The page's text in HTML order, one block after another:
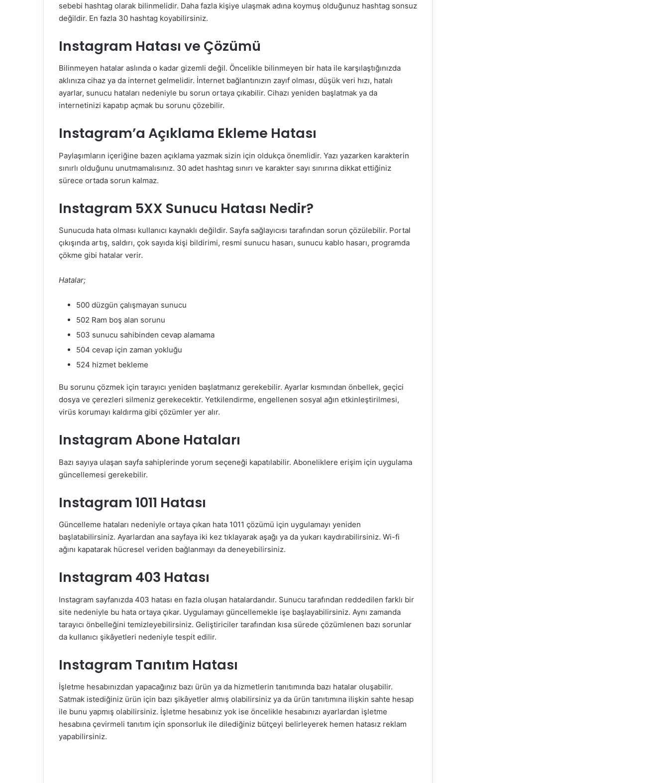
sebebi hashtag olarak bilinmelidir. Daha fazla kişiye ulaşmak adına koymuş olduğunuz hashtag sonsuz
değildir. En fazla 30 hashtag koyabilirsiniz.
Instagram Hatası ve Çözümü
Bilinmeyen hatalar aslında o kadar gizemli değil. Öncelikle bilinmeyen bir hata ile karşılaştığınızda
aklınıza cihaz ya da internet gelmelidir. İnternet bağlantınızın zayıf olması, düşük veri hızı, hatalı
ayarlar, sunucu hataları nedeniyle bu sorun ortaya çıkabilir. Cihazı yeniden başlatmak ya da
internetinizi kapatıp açmak bu sorunu çözebilir.
Instagram’a Açıklama Ekleme Hatası
Paylaşımların içeriğine bazen açıklama yazmak sizin için oldukça önemlidir. Yazı yazarken karakterin
sınırlı olduğunu unutmamalısınız. 30 adet hashtag sınırı ve karakter sayı sınırına dikkat ettiğiniz
sürece ortada sorun kalmaz.
Instagram 5XX Sunucu Hatası Nedir?
Sunucuda hata olması kullanıcı kaynaklı değildir. Sayfa sağlayıcısı tarafından sorun çözülebilir. Portal
çıkışında artış, saldırı, çok sayıda kişi bildirimi, resmi sunucu hasarı, sunucu kablo hasarı, programda
çökme gibi hatalar verir.
Hatalar;
500 düzgün çalışmayan sunucu
502 Ram boş alan sorunu
503 sunucu sahibinden cevap alamama
504 cevap için zaman yokluğu
524 hizmet bekleme
Bu sorunu çözmek için tarayıcı yeniden başlatmanız gerekebilir. Ayarlar kısmından önbellek, geçici
dosya ve çerezleri silmeniz gerekecektir. Yetkilendirme, engellenen sosyal ağın etkinleştirilmesi,
virüs korumayı kaldırma gibi çözümler yer alır.
Instagram Abone Hataları
Bazı sayıya ulaşan sayfa sahiplerinde yorum seçeneği kapatılabilir. Aboneliklere erişim için uygulama
güncellemesi gerekebilir.
Instagram 1011 Hatası
Güncelleme hataları nedeniyle ortaya çıkan hata 1011 çözümü için uygulamayı yeniden
başlatabilirsiniz. Ayarlardan ana sayfaya iki kez tıklayarak aşağı ya da yukarı kaydırabilirsiniz. Wi-fi
ağını kapatarak hücresel veriden bağlanmayı da deneyebilirsiniz.
Instagram 403 Hatası
Instagram sayfanızda 403 hatası en fazla oluşan hatalardandır. Sunucu tarafından reddedilen farklı bir
site nedeniyle bu hata ortaya çıkar. Uygulamayı güncellemekle işe başlayabilirsiniz. Aynı zamanda
tarayıcı önbelleğini temizleyebilirsiniz. Geliştiriciler tarafından kısa sürede çözümlenen bazı sorunlar
da kullanıcı şikâyetleri nedeniyle tespit edilir.
Instagram Tanıtım Hatası
İşletme hesabınızdan yapacağınız bazı ürün ya da hizmetlerin tanıtımında bazı hatalar oluşabilir.
Satmak istediğiniz ürün için bazı şikâyetler almış olabilirsiniz ya da ürün tanıtımına ilişkin sahte hesap
ile bunu yapmış olabilirsiniz. İşletme hesabınız yok ise öncelikle hesabınızı ayarlardan işletme
hesabına çevirmeli tanıtım için sponsorluk ile dilediğiniz bütçeyi belirleyerek hemen hatasız reklam
yapabilirsiniz.